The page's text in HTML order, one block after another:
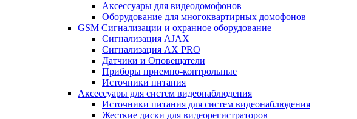
Аксессуары для видеодомофонов
Оборудование для многоквартирных домофонов
GSM Сигнализации и охранное оборудование
Сигнализация AJAX
Сигнализация AX PRO
Датчики и Оповещатели
Приборы приемно-контрольные
Источники питания
Аксессуары для систем видеонаблюдения
Источники питания для систем видеонаблюдения
Жесткие диски для видеорегистраторов